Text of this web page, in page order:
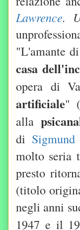
Lawrence.
"L'amante
casa
opera di
artificiale"
alla
di Sigmund
molto seria
presto
(titolo
negli anni
1947 e il